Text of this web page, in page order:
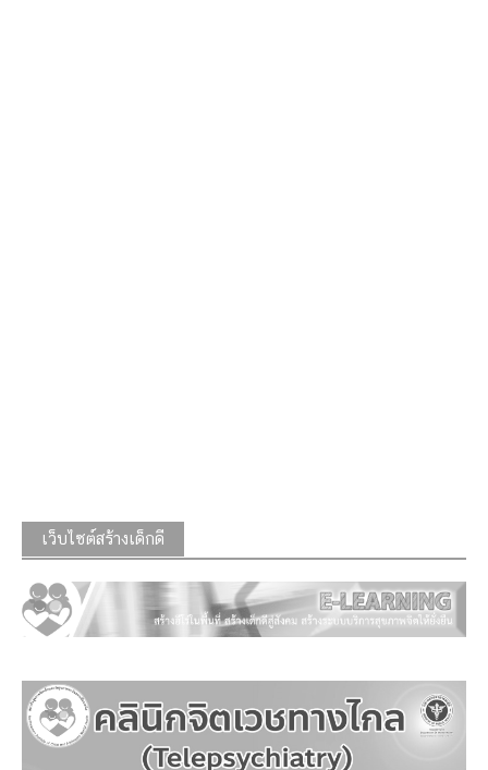
เว็บไซต์สร้างเด็กดี